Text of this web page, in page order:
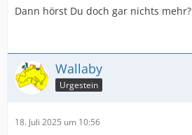
Dann hörst Du doch gar nichts mehr?
Wallaby
Urgestein
18. Juli 2025 um 10:56